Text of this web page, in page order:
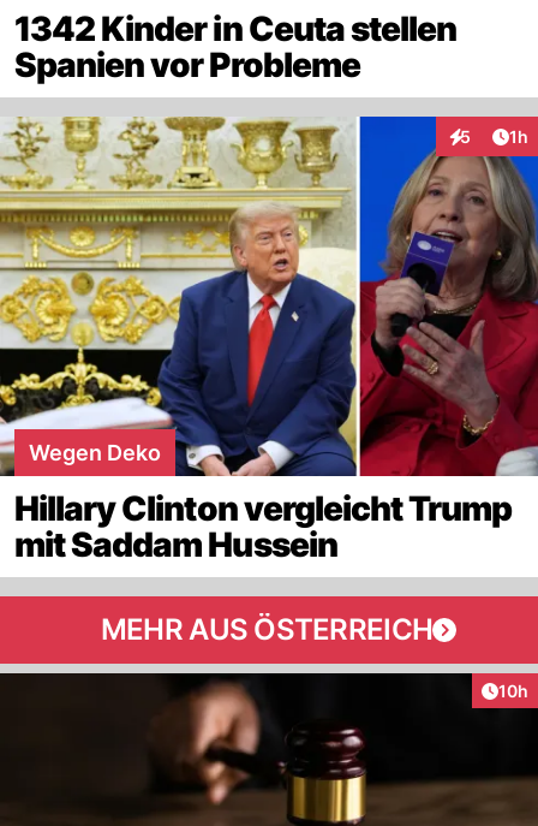
1342 Kinder in Ceuta stellen
Spanien vor Probleme
5 1h
Wegen Deko
Hillary Clinton vergleicht Trump
mit Saddam Hussein
MEHR AUS ÖSTERREICH
10h